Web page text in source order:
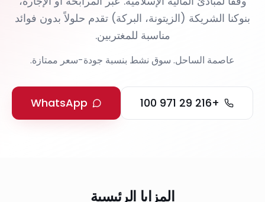
بنوكنا الشريكة (الزيتونة، البركة) تقدم حلولاً بدون فوائد
مناسبة للمغتربين.
عاصمة الساحل. سوق نشط بنسبة جودة-سعر ممتازة.
WhatsApp +216 29 971 100
المزايا الرئيسية